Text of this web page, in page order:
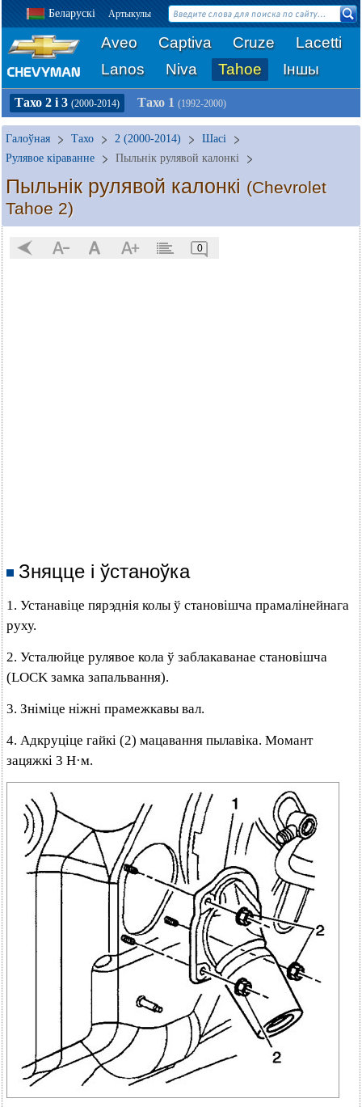
Беларускі Артыкулы
Aveo Captiva Cruze
Lacetti
Lanos
Niva Tahoe Іншы
Тахо 2 і 3 (2000-2014) Тахо 1 (1992-2000)
Галоўная Тахо 2 (2000-2014)
Шасі
Рулявое кіраванне
Пыльнік рулявой калонкі
Пыльнік рулявой калонкі (Chevrolet
Tahoe 2)
0
Зняцце і ўстаноўка
1. Устанавіце пярэднія колы ў становішча прамалінейнага
руху.
2. Усталюйце рулявое кола ў заблакаванае становішча
(LOCK замка запальвання).
3. Зніміце ніжні прамежкавы вал.
4. Адкруціце гайкі (2) мацавання пылавіка. Момант
зацяжкі 3 Н·м.